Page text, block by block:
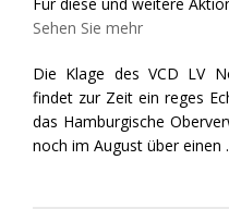
Sehen Sie mehr
Die Klage des VCD LV
findet zur Zeit ein reges
das Hamburgische
noch im August über einen